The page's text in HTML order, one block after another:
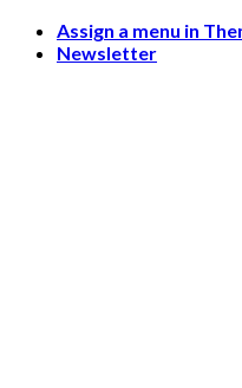
Skip
Assign a menu in
Newsletter